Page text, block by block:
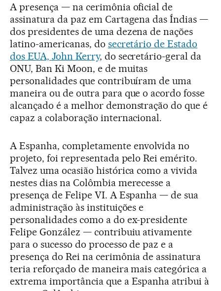
A presença — na cerimônia oficial de
assinatura da paz em Cartagena das Índias —
dos presidentes de uma dezena de nações
latino-americanas, do secretário de Estado
dos EUA, John Kerry, do secretário-geral da
ONU, Ban Ki Moon, e de muitas
personalidades que contribuíram de uma
maneira ou de outra para que o acordo fosse
alcançado é a melhor demonstração do que é
capaz a colaboração internacional.
A Espanha, completamente envolvida no
projeto, foi representada pelo Rei emérito.
Talvez uma ocasião histórica como a vivida
nestes dias na Colômbia merecesse a
presença de Felipe VI. A Espanha — de sua
administração às instituições e
personalidades como a do ex-presidente
Felipe González — contribuiu ativamente
para o sucesso do processo de paz e a
presença do Rei na cerimônia de assinatura
teria reforçado de maneira mais categórica a
extrema importância que a Espanha atribui à